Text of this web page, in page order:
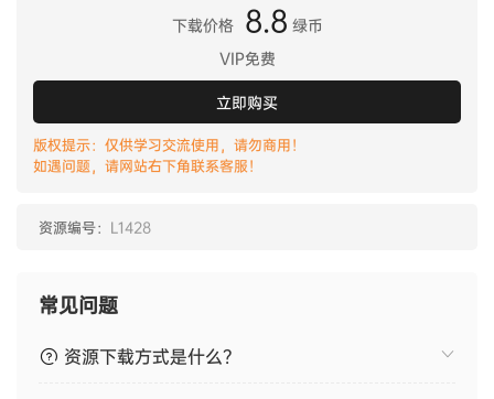
下载价格 8.8 绿币
VIP免费
立即购买
版权提示：仅供学习交流使用，请勿商用！
如遇问题，请网站右下角联系客服！
资源编号： L1428
常见问题
资源下载方式是什么？